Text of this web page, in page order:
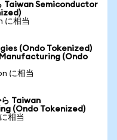
Taiwan Semiconductor
に相当
(Ondo Tokenized)
(Ondo
に相当
Taiwan
(Ondo Tokenized)
相当